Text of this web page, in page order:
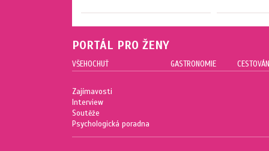
PORTÁL PRO ŽENY
VŠEHOCHUŤ
Zajímavosti
Interview
Soutěže
Psychologická poradna
GASTRONOMIE